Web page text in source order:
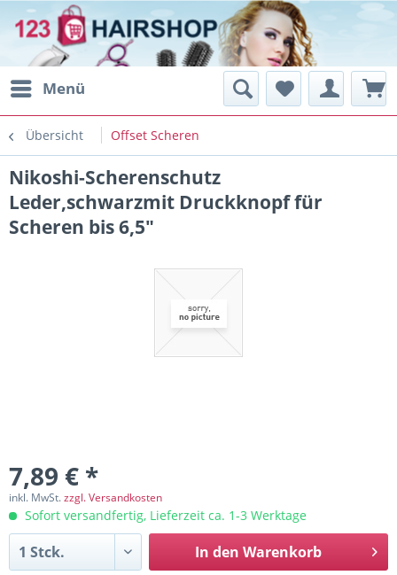
Menü
Übersicht Offset Scheren
Nikoshi-Scherenschutz
Leder,schwarzmit Druckknopf für
Scheren bis 6,5"
7,89 € *
inkl. MwSt.zzgl. Versandkosten
Sofort versandfertig, Lieferzeit ca. 1-3 Werktage
In den Warenkorb